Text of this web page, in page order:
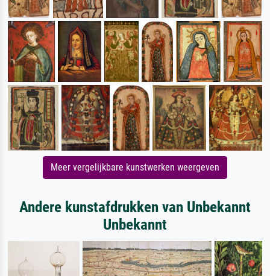
Meer vergelijkbare kunstwerken weergeven
Andere kunstafdrukken van Unbekannt
Unbekannt